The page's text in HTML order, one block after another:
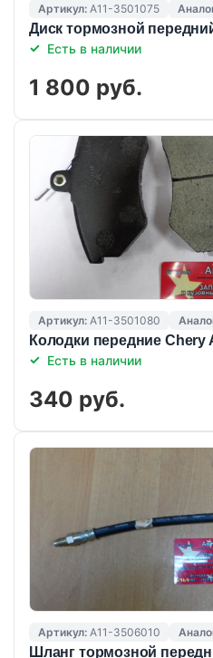
Артикул: A11-3501075
Диск тормозной
Есть в наличии
1 800 руб.
Артикул: A11-3501080
Колодки передние Chery
Есть в наличии
340 руб.
Артикул: A11-3506010
Шланг тормозной